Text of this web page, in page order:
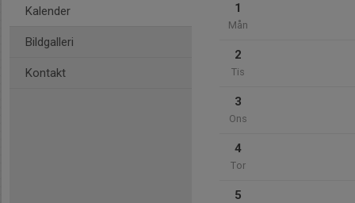
Kalender
Bildgalleri
Kontakt
1
Mån
2
Tis
3
Ons
4
Tor
5